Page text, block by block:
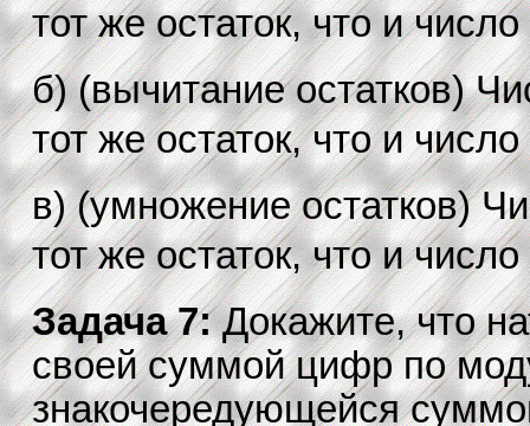
тот же остаток, что и число
б) (вычитание остатков)
тот же остаток, что и число
в) (умножение остатков)
тот же остаток, что и число
Задача 7:Докажите, что
своей суммой цифр по
знакочередующейся